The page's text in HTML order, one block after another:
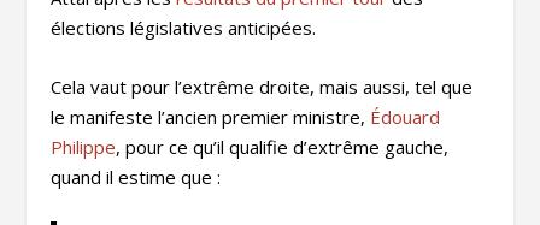
élections législatives anticipées.
Cela vaut pour l’extrême droite, mais aussi, tel que
le manifeste l’ancien premier ministre, Édouard
Philippe, pour ce qu’il qualifie d’extrême gauche,
quand il estime que :